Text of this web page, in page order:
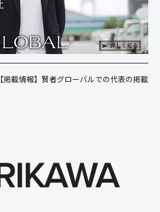
【掲載情報】賢者グローバルでの代表の掲載